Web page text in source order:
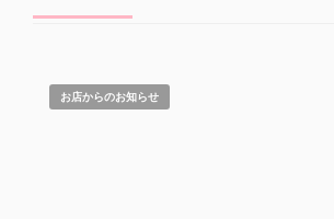
お店からのお知らせ